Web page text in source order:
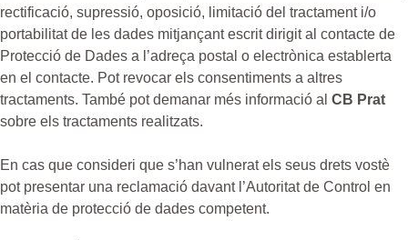
rectificació, supressió, oposició, limitació del tractament i/o
portabilitat de les dades mitjançant escrit dirigit al contacte de
Protecció de Dades a l’adreça postal o electrònica establerta
en el contacte. Pot revocar els consentiments a altres
tractaments. També pot demanar més informació al CB Prat
sobre els tractaments realitzats.
En cas que consideri que s’han vulnerat els seus drets vostè
pot presentar una reclamació davant l’Autoritat de Control en
matèria de protecció de dades competent.